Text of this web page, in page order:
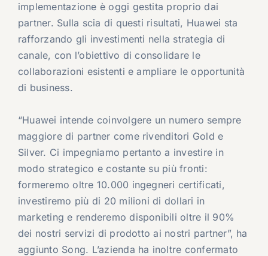
implementazione è oggi gestita proprio dai
partner. Sulla scia di questi risultati, Huawei sta
rafforzando gli investimenti nella strategia di
canale, con l’obiettivo di consolidare le
collaborazioni esistenti e ampliare le opportunità
di business.
“Huawei intende coinvolgere un numero sempre
maggiore di partner come rivenditori Gold e
Silver. Ci impegniamo pertanto a investire in
modo strategico e costante su più fronti:
formeremo oltre 10.000 ingegneri certificati,
investiremo più di 20 milioni di dollari in
marketing e renderemo disponibili oltre il 90%
dei nostri servizi di prodotto ai nostri partner”, ha
aggiunto Song. L’azienda ha inoltre confermato